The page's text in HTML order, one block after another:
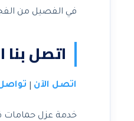
في الفصيل من
اتصل بنا
اتصل الآن
خدمة عزل حمامات